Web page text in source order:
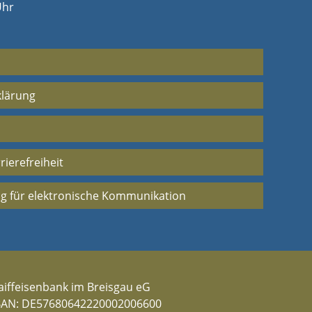
für elektronische Kommunikation
im Breisgau eG
DE57680642220002006600